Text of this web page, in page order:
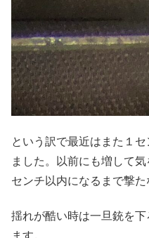
という訳で最近はまた１
ました。以前にも増して
センチ以内になるまで撃た
揺れが酷い時は一旦銃を
ます。